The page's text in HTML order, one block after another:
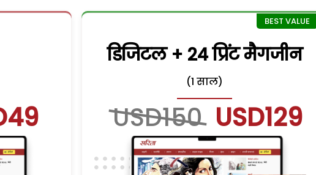
डिजिटल + 24 प्रिंट मैगजीन
(1 साल)
USD150 USD129